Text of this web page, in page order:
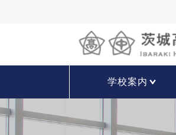
学校案内